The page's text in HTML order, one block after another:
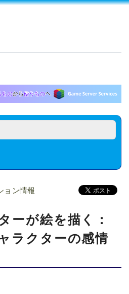
ョン情報
ーが絵を描く：
ラクターの感情